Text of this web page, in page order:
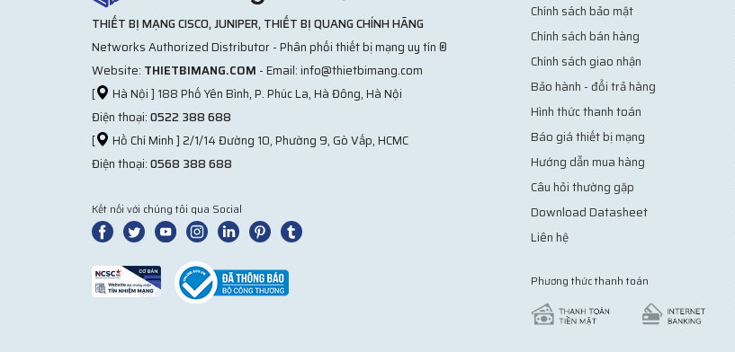
THIẾT BỊ MẠNG CISCO, JUNIPER, THIẾT BỊ QUANG CHÍNH HÃNG
Networks Authorized Distributor - Phân phối thiết bị mạng uy tín ®
Website: THIETBIMANG.COM - Email: info@thietbimang.com
[
Hà Nội ] 188 Phố Yên Bình, P. Phúc La, Hà Đông, Hà Nội
Điện thoại:0522 388 688
[
Hồ Chí Minh ] 2/1/14 Đường 10, Phường 9, Gò Vấp, HCMC
Điện thoại:0568 388 688
Kết nối với chúng tôi qua Social
Chính sách bảo mật
Chính sách bán hàng
Chính sách giao nhận
Bảo hành - đổi trả hàng
Hình thức thanh toán
Báo giá thiết bị mạng
Hướng dẫn mua hàng
Câu hỏi thường gặp
Download Datasheet
Liên hệ
Phương thức thanh toán